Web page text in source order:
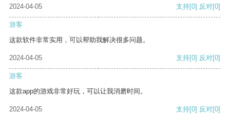
2024-04-05
支持[0] 反对[0]
游客
这款软件非常实用，可以帮助我解决很多问题。
2024-04-05 支持[0] 反对[0]
游客
这款app的游戏非常好玩，可以让我消磨时间。
2024-04-05 支持[0] 反对[0]